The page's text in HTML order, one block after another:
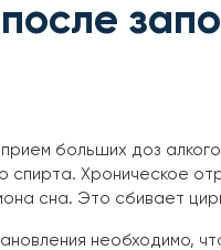
больших доз
спирта. Хроническое
сна. Это сбивает
необходимо,